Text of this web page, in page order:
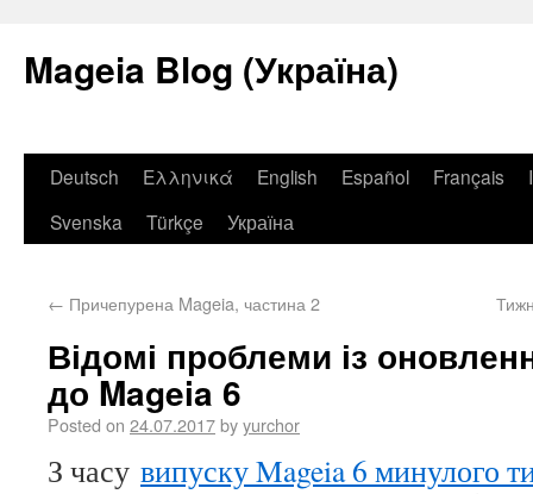
Mageia Blog (Україна)
Deutsch Ελληνικά English Español Français
Svenska
Türkçe Україна
← Причепурена Mageia, частина 2
Відомі проблеми із
до Mageia 6
Posted on 24.07.2017byyurchor
З часу випуску Mageia 6 минулого